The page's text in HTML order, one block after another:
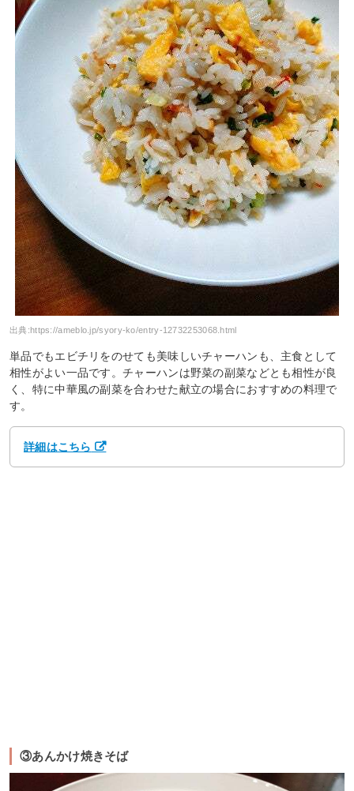
出典: https://ameblo.jp/syory-ko/entry-12732253068.html
単品でもエビチリをのせても美味しいチャーハンも、主食として
相性がよい一品です。チャーハンは野菜の副菜などとも相性が良
く、特に中華風の副菜を合わせた献立の場合におすすめの料理で
す。
詳細はこちら
③あんかけ焼きそば